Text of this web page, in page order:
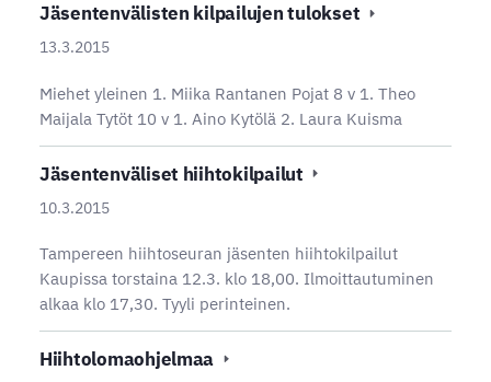
Jäsentenvälisten kilpailujen tulokset
13.3.2015
Miehet yleinen 1. Miika Rantanen Pojat 8 v 1. Theo
Maijala Tytöt 10 v 1. Aino Kytölä 2. Laura Kuisma
Jäsentenväliset hiihtokilpailut
10.3.2015
Tampereen hiihtoseuran jäsenten hiihtokilpailut
Kaupissa torstaina 12.3. klo 18,00. Ilmoittautuminen
alkaa klo 17,30. Tyyli perinteinen.
Hiihtolomaohjelmaa